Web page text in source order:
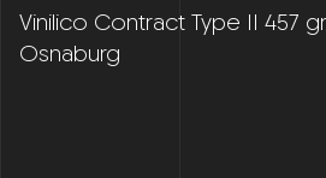
Vinilico Contract Type II 457
Osnaburg